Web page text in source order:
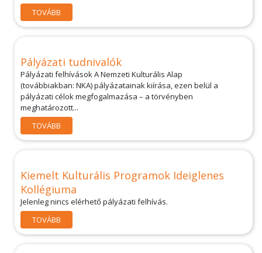
TOVÁBB
Pályázati tudnivalók
Pályázati felhívások A Nemzeti Kulturális Alap
(továbbiakban: NKA) pályázatainak kiírása, ezen belül a
pályázati célok megfogalmazása – a törvényben
meghatározott...
TOVÁBB
Kiemelt Kulturális Programok Ideiglenes
Kollégiuma
Jelenleg nincs elérhető pályázati felhívás.
TOVÁBB